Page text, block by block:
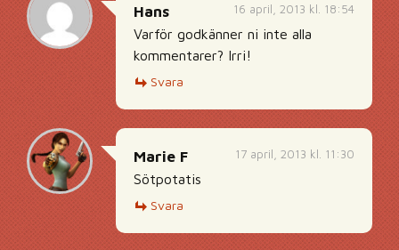
16 april, 2013 kl. 18:54
Hans
Varför godkänner ni inte alla
kommentarer? Irri!
Svara
17 april, 2013 kl. 11:30
Marie F
Sötpotatis
Svara